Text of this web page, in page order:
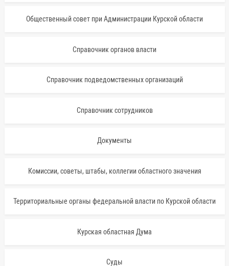
Общественный совет при Администрации Курской области
Справочник органов власти
Справочник подведомственных организаций
Справочник сотрудников
Документы
Комиссии, советы, штабы, коллегии областного значения
Территориальные органы федеральной власти по Курской области
Курская областная Дума
Суды